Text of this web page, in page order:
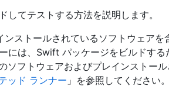
てテストする方法を説明します。
ストールされているソフトウェアを
には、Swift パッケージをビルドする
フトウェアおよびプレインストー
ッド ランナー 」を参照してください。